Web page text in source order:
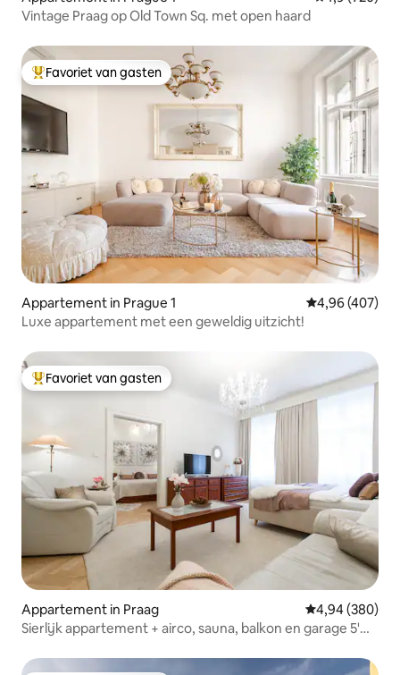
Vintage Praag op Old Town Sq. met open haard
Topfavoriet van gasten
Favoriet van gasten
Appartement in Prague 1 Gemiddelde
4,96 (407)
Luxe appartement met een geweldig uitzicht!
Topfavoriet van gasten
Favoriet van gasten
Appartement in Praag Gemiddelde
4,94 (380)
Sierlijk appartement + airco, sauna, balkon en garage 5'